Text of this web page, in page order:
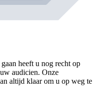
heeft u nog recht op
audicien. Onze
altijd klaar om u op weg te